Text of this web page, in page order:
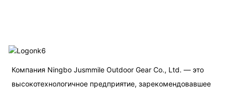
Компания Ningbo Jusmmile Outdoor Gear Co., Ltd. — это
высокотехнологичное предприятие, зарекомендовавшее